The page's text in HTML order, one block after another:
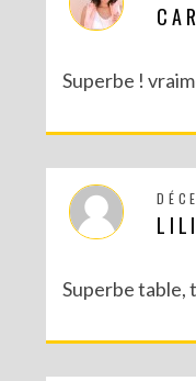
DIY CRÉE TON
Superbe !
Superbe table,